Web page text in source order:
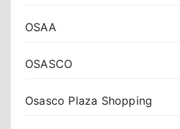
OSAA
OSASCO
Osasco Plaza Shopping